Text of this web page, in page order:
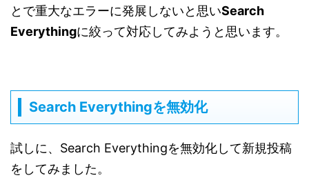
とで重大なエラーに発展しないと思いSearch
Everythingに絞って対応してみようと思います。
Search Everythingを無効化
試しに、Search Everythingを無効化して新規投稿
をしてみました。